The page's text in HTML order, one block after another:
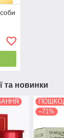
та новинки
–71%